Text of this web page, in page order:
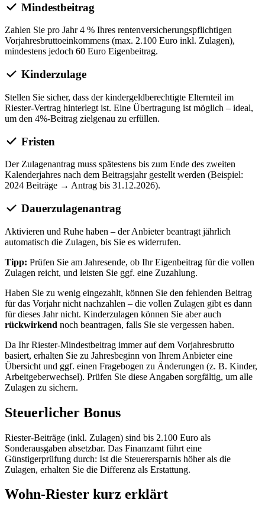
Mindestbeitrag
Zahlen Sie pro Jahr 4 % Ihres rentenversicherungspflichtigen
Vorjahresbruttoeinkommens (max. 2.100 Euro inkl. Zulagen),
mindestens jedoch 60 Euro Eigenbeitrag.
Kinderzulage
Stellen Sie sicher, dass der kindergeldberechtigte Elternteil im
Riester-Vertrag hinterlegt ist. Eine Übertragung ist möglich – ideal,
um den 4%-Beitrag zielgenau zu erfüllen.
Fristen
Der Zulagenantrag muss spätestens bis zum Ende des zweiten
Kalenderjahres nach dem Beitragsjahr gestellt werden (Beispiel:
2024 Beiträge → Antrag bis 31.12.2026).
Dauerzulagenantrag
Aktivieren und Ruhe haben – der Anbieter beantragt jährlich
automatisch die Zulagen, bis Sie es widerrufen.
Tipp: Prüfen Sie am Jahresende, ob Ihr Eigenbeitrag für die vollen
Zulagen reicht, und leisten Sie ggf. eine Zuzahlung.
Haben Sie zu wenig eingezahlt, können Sie den fehlenden Beitrag
für das Vorjahr nicht nachzahlen – die vollen Zulagen gibt es dann
für dieses Jahr nicht. Kinderzulagen können Sie aber auch
rückwirkend noch beantragen, falls Sie sie vergessen haben.
Da Ihr Riester-Mindestbeitrag immer auf dem Vorjahresbrutto
basiert, erhalten Sie zu Jahresbeginn von Ihrem Anbieter eine
Übersicht und ggf. einen Fragebogen zu Änderungen (z. B. Kinder,
Arbeitgeberwechsel). Prüfen Sie diese Angaben sorgfältig, um alle
Zulagen zu sichern.
Steuerlicher Bonus
Riester-Beiträge (inkl. Zulagen) sind bis 2.100 Euro als
Sonderausgaben absetzbar. Das Finanzamt führt eine
Günstigerprüfung durch: Ist die Steuerersparnis höher als die
Zulagen, erhalten Sie die Differenz als Erstattung.
Wohn-Riester kurz erklärt